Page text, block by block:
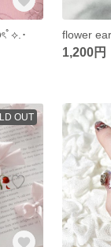
ﾟ⟡.･ flower
1,200円
OUT